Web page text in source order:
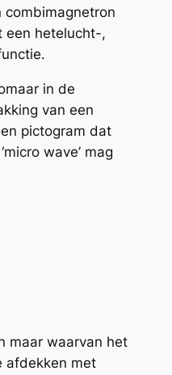
een hetelucht-,
in de
van een
pictogram dat
wave’ mag
maar waarvan het
afdekken met